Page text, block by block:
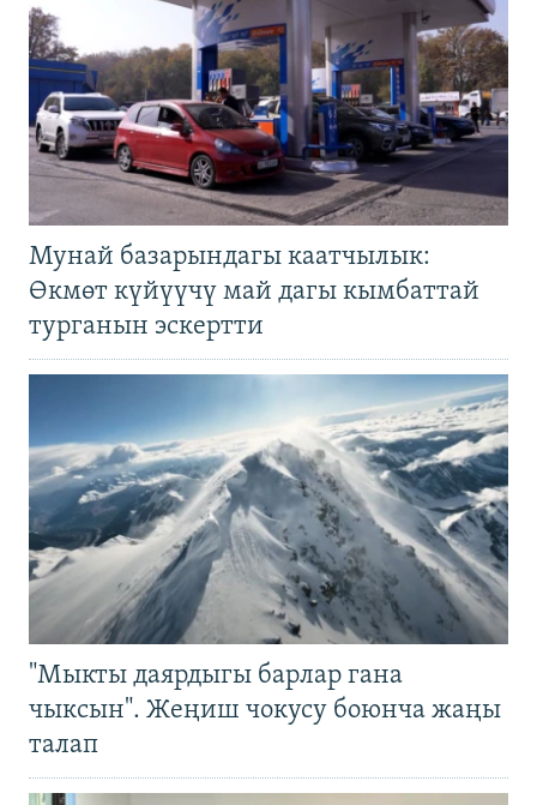
Мунай базарындагы каатчылык:
Өкмөт күйүүчү май дагы кымбаттай
турганын эскертти
"Мыкты даярдыгы барлар гана
чыксын". Жеңиш чокусу боюнча жаңы
талап